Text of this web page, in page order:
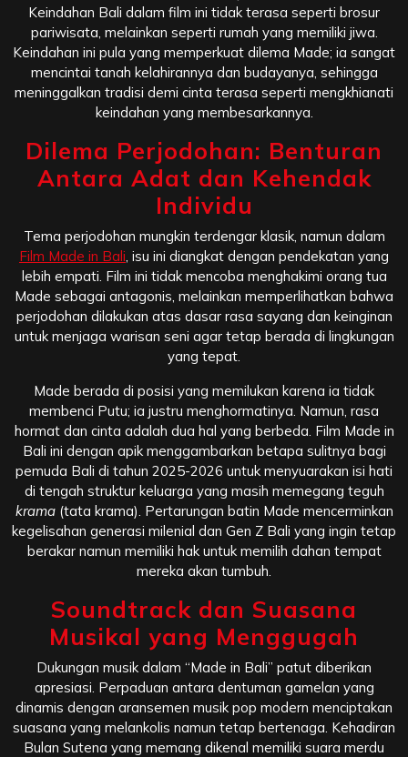
Keindahan Bali dalam film ini tidak terasa seperti brosur
pariwisata, melainkan seperti rumah yang memiliki jiwa.
Keindahan ini pula yang memperkuat dilema Made; ia sangat
mencintai tanah kelahirannya dan budayanya, sehingga
meninggalkan tradisi demi cinta terasa seperti mengkhianati
keindahan yang membesarkannya.
Dilema Perjodohan: Benturan
Antara Adat dan Kehendak
Individu
Tema perjodohan mungkin terdengar klasik, namun dalam
Film Made in Bali , isu ini diangkat dengan pendekatan yang
lebih empati. Film ini tidak mencoba menghakimi orang tua
Made sebagai antagonis, melainkan memperlihatkan bahwa
perjodohan dilakukan atas dasar rasa sayang dan keinginan
untuk menjaga warisan seni agar tetap berada di lingkungan
yang tepat.
Made berada di posisi yang memilukan karena ia tidak
membenci Putu; ia justru menghormatinya. Namun, rasa
hormat dan cinta adalah dua hal yang berbeda. Film Made in
Bali ini dengan apik menggambarkan betapa sulitnya bagi
pemuda Bali di tahun 2025-2026 untuk menyuarakan isi hati
di tengah struktur keluarga yang masih memegang teguh
krama(tata krama). Pertarungan batin Made mencerminkan
kegelisahan generasi milenial dan Gen Z Bali yang ingin tetap
berakar namun memiliki hak untuk memilih dahan tempat
mereka akan tumbuh.
Soundtrack dan Suasana
Musikal yang Menggugah
Dukungan musik dalam “Made in Bali” patut diberikan
apresiasi. Perpaduan antara dentuman gamelan yang
dinamis dengan aransemen musik pop modern menciptakan
suasana yang melankolis namun tetap bertenaga. Kehadiran
Bulan Sutena yang memang dikenal memiliki suara merdu